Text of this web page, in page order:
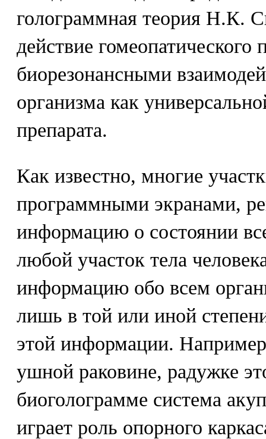
голограммная теория Н.К.
действие гомеопатического
биорезонансными
организма как
препарата.
Как известно, многие
программными экранами,
информацию о состоянии
любой участок тела
информацию обо всем
лишь в той или иной
этой информации.
ушной раковине, радужке
биоголограмме система
играет роль опорного